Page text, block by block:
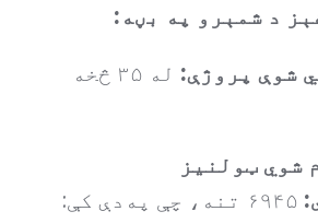
د شمېرو په بڼه:
شوې پروژې:
له ۳۵ څخه
شوي ټولنیز
۶۹۴۵ تنه، چې په‌دې کې: